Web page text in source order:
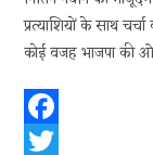
प्रत्याशियों के साथ
कोई वजह भाजपा की
F